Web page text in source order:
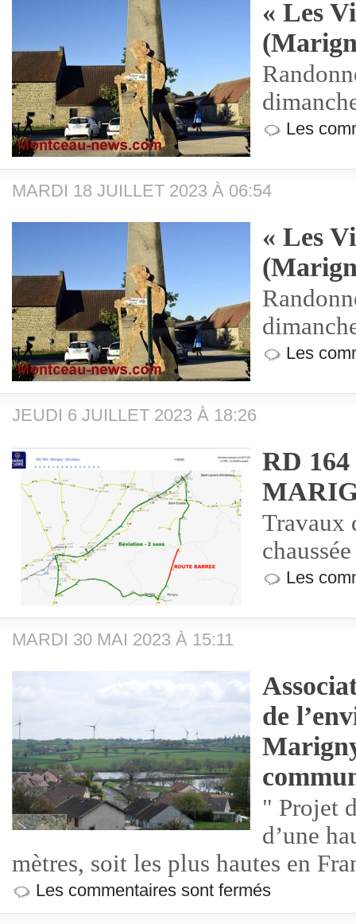
« Les
Les
MARDI 18 JUILLET 2023 À 06:54
« Les
Les
JEUDI 6 JUILLET 2023 À 18:26
RD
Travaux
chaussée
Les
MARDI 30 MAI 2023 À 15:11
de
" Projet
d’une
mètres, soit les plus hautes en
Les commentaires sont fermés